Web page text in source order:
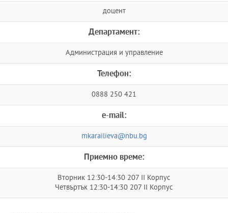
доцент
Департамент:
Администрация и управление
Телефон:
0888 250 421
e-mail:
mkarailieva@nbu.bg
Приемно време:
Вторник 12:30-14:30 207 II Корпус
Четвъртък 12:30-14:30 207 II Корпус